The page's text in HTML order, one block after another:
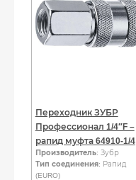
Переходник ЗУБР
Профессионал 1/4″F –
рапид муфта 64910-1/4
Производитель: Зубр
Тип соединения: Рапид
(EURO)